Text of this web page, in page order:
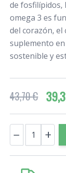
de fosfilípidos,
omega 3 es
del corazón, el
suplemento
sostenible y
43,70 €
Cantidad
− +